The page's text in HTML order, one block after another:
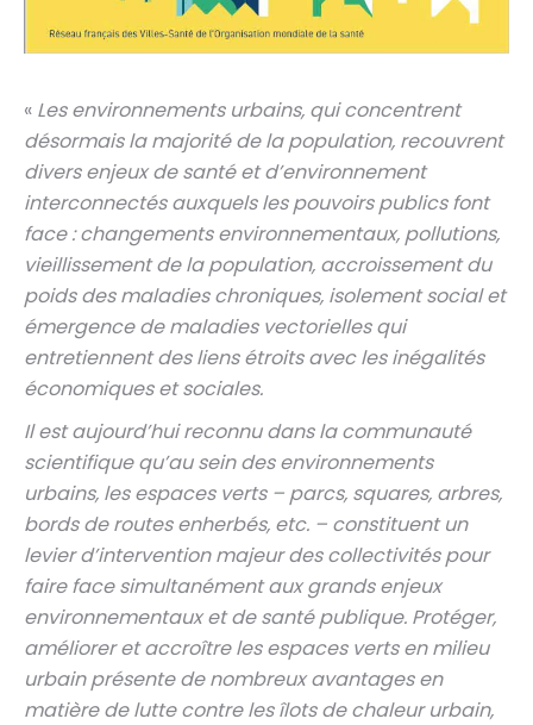
« Les environnements urbains, qui concentrent
désormais la majorité de la population, recouvrent
divers enjeux de santé et d’environnement
interconnectés auxquels les pouvoirs publics font
face : changements environnementaux, pollutions,
vieillissement de la population, accroissement du
poids des maladies chroniques, isolement social et
émergence de maladies vectorielles qui
entretiennent des liens étroits avec les inégalités
économiques et sociales.
Il est aujourd’hui reconnu dans la communauté
scientifique qu’au sein des environnements
urbains, les espaces verts – parcs, squares, arbres,
bords de routes enherbés, etc. – constituent un
levier d’intervention majeur des collectivités pour
faire face simultanément aux grands enjeux
environnementaux et de santé publique. Protéger,
améliorer et accroître les espaces verts en milieu
urbain présente de nombreux avantages en
matière de lutte contre les îlots de chaleur urbain,